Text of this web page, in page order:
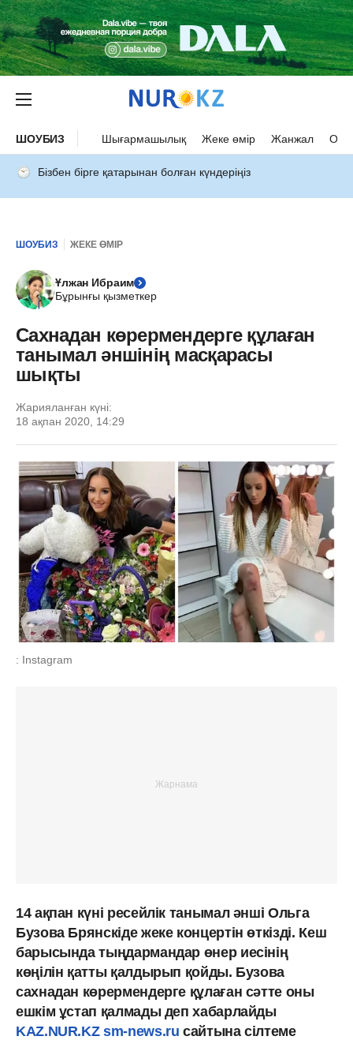
ШОУБИЗ Шығармашылық Жеке өмір Жанжал
Бізбен бірге қатарынан болған күндеріңіз
ШОУБИЗ ЖЕКЕ ӨМІР
Ұлжан Ибраим
Бұрынғы қызметкер
Сахнадан көрермендерге құлаған
танымал әншінің масқарасы
шықты
Жарияланған күні:
18 ақпан 2020, 14:29
: Instagram
14 ақпан күні ресейлік танымал әнші Ольга
Бузова Брянскіде жеке концертін өткізді. Кеш
барысында тыңдармандар өнер иесінің
көңілін қатты қалдырып қойды. Бузова
сахнадан көрермендерге құлаған сәтте оны
ешкім ұстап қалмады деп хабарлайды
KAZ.NUR.KZ sm-news.ru сайтына сілтеме